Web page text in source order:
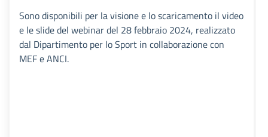
Sono disponibili per la visione e lo scaricamento il video
e le slide del webinar del 28 febbraio 2024, realizzato
dal Dipartimento per lo Sport in collaborazione con
MEF e ANCI.